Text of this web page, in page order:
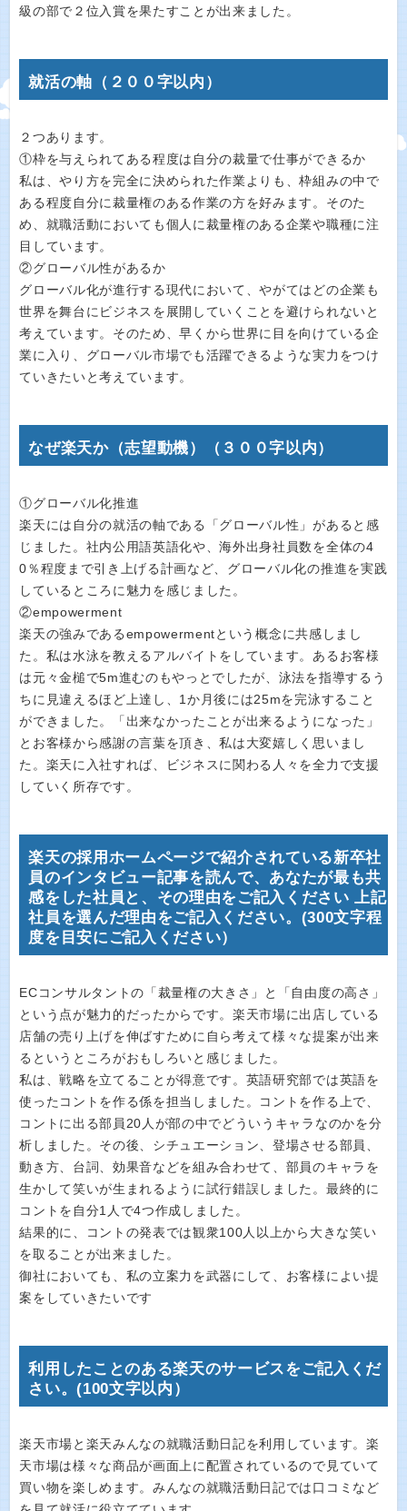
級の部で２位入賞を果たすことが出来ました。
就活の軸（２００字以内）
２つあります。
①枠を与えられてある程度は自分の裁量で仕事ができるか
私は、やり方を完全に決められた作業よりも、枠組みの中で
ある程度自分に裁量権のある作業の方を好みます。そのた
め、就職活動においても個人に裁量権のある企業や職種に注
目しています。
②グローバル性があるか
グローバル化が進行する現代において、やがてはどの企業も
世界を舞台にビジネスを展開していくことを避けられないと
考えています。そのため、早くから世界に目を向けている企
業に入り、グローバル市場でも活躍できるような実力をつけ
ていきたいと考えています。
なぜ楽天か（志望動機）（３００字以内）
①グローバル化推進
楽天には自分の就活の軸である「グローバル性」があると感
じました。社内公用語英語化や、海外出身社員数を全体の4
0％程度まで引き上げる計画など、グローバル化の推進を実践
しているところに魅力を感じました。
②empowerment
楽天の強みであるempowermentという概念に共感しまし
た。私は水泳を教えるアルバイトをしています。あるお客様
は元々金槌で5m進むのもやっとでしたが、泳法を指導するう
ちに見違えるほど上達し、1か月後には25mを完泳すること
ができました。「出来なかったことが出来るようになった」
とお客様から感謝の言葉を頂き、私は大変嬉しく思いまし
た。楽天に入社すれば、ビジネスに関わる人々を全力で支援
していく所存です。
楽天の採用ホームページで紹介されている新卒社
員のインタビュー記事を読んで、あなたが最も共
感をした社員と、その理由をご記入ください 上記
社員を選んだ理由をご記入ください。(300文字程
度を目安にご記入ください）
ECコンサルタントの「裁量権の大きさ」と「自由度の高さ」
という点が魅力的だったからです。楽天市場に出店している
店舗の売り上げを伸ばすために自ら考えて様々な提案が出来
るというところがおもしろいと感じました。
私は、戦略を立てることが得意です。英語研究部では英語を
使ったコントを作る係を担当しました。コントを作る上で、
コントに出る部員20人が部の中でどういうキャラなのかを分
析しました。その後、シチュエーション、登場させる部員、
動き方、台詞、効果音などを組み合わせて、部員のキャラを
生かして笑いが生まれるように試行錯誤しました。最終的に
コントを自分1人で4つ作成しました。
結果的に、コントの発表では観衆100人以上から大きな笑い
を取ることが出来ました。
御社においても、私の立案力を武器にして、お客様によい提
案をしていきたいです
利用したことのある楽天のサービスをご記入くだ
さい。(100文字以内）
楽天市場と楽天みんなの就職活動日記を利用しています。楽
天市場は様々な商品が画面上に配置されているので見ていて
買い物を楽しめます。みんなの就職活動日記では口コミなど